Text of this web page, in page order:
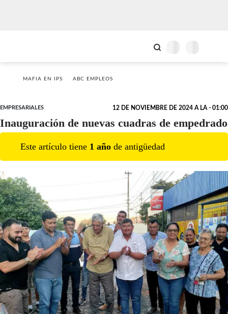
MAFIA EN IPS ABC EMPLEOS
EMPRESARIALES 12 DE NOVIEMBRE DE 2024 A LA - 01:00
Inauguración de nuevas cuadras de empedrado
Este artículo tiene 1 año de antigüedad